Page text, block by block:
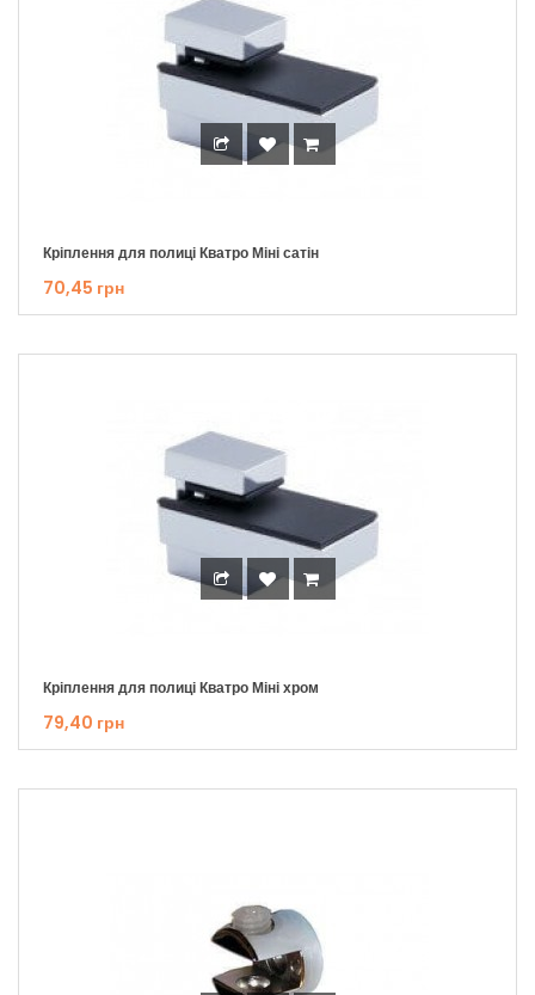
Кріплення для полиці Кватро Міні сатін
70,45 грн
Кріплення для полиці Кватро Міні хром
79,40 грн